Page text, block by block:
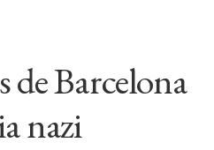
menú
de Barcelona
nazi